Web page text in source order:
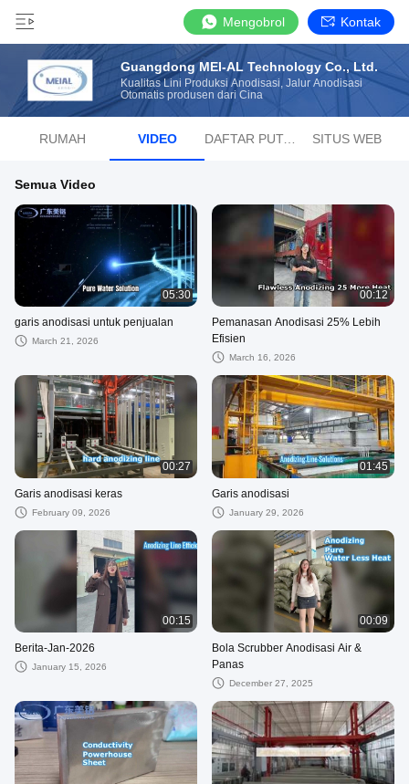
Mengobrol Kontak
Guangdong MEI-AL Technology Co., Ltd.
Kualitas Lini Produksi Anodisasi, Jalur Anodisasi
Otomatis produsen dari Cina
RUMAH VIDEO DAFTAR PUTAR SITUS WEB
Semua Video
05:30
garis anodisasi untuk penjualan
March 21, 2026
00:12
Pemanasan Anodisasi 25% Lebih
Efisien
March 16, 2026
00:27
Garis anodisasi keras
February 09, 2026
01:45
Garis anodisasi
January 29, 2026
00:15
Berita-Jan-2026
January 15, 2026
00:09
Bola Scrubber Anodisasi Air &
Panas
December 27, 2025